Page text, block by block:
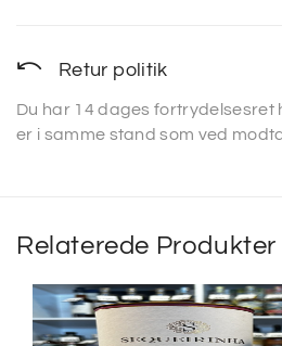
Retur politik
Du har 14 dages fortrydelsesret
er i samme stand som ved
Relaterede Produkter